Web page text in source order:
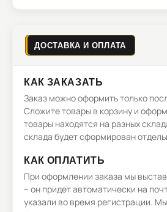
ДОСТАВКА И ОПЛАТА
КАК ЗАКАЗАТЬ
Заказ можно оформить только
Сложите товары в корзину и
товары находятся на разных
склада будет сформирован
КАК ОПЛАТИТЬ
При оформлении заказа мы
– он придет автоматически на
указали во время регистрации.